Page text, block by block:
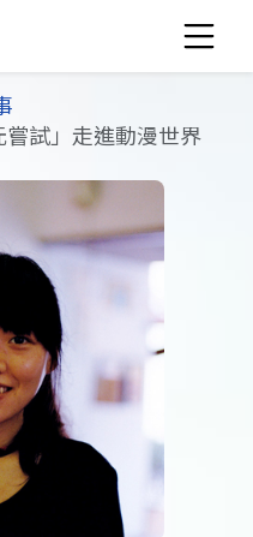
試」走進動漫世界